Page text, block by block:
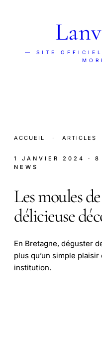
— SITE OFFICIEL
ACCUEIL · ARTICLES
1 JANVIER 2024 · 8
NEWS
Les moules
délicieuse
En Bretagne, déguster
plus qu’un simple
institution.